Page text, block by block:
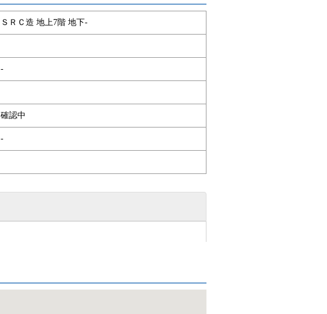
ＳＲＣ造 地上7階 地下-
-
確認中
-